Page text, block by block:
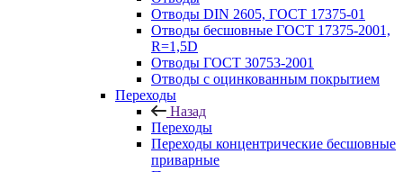
Отводы DIN 2605, ГОСТ 17375-01
Отводы бесшовные ГОСТ 17375-2001,
R=1,5D
Отводы ГОСТ 30753-2001
Отводы с оцинкованным покрытием
Переходы
Назад
Переходы
Переходы концентрические бесшовные
приварные